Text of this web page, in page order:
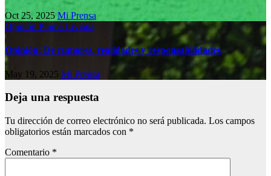
Oct 25, 2025 Mi Prensa
Opinión Pluma Liviana
Opinión: De rumores, realidades y responsabilidades
May 19, 2025 Mi Prensa
Deja una respuesta
Tu dirección de correo electrónico no será publicada. Los campos
obligatorios están marcados con *
Comentario *